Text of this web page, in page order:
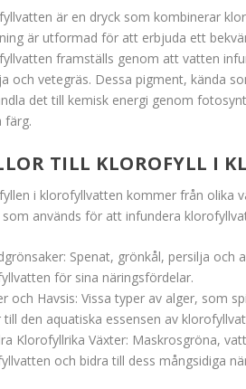
är en dryck som kombinerar
är utformad för att erbjuda ett
framställs genom att vatten
och vetegräs. Dessa pigment, kända
det till kemisk energi genom
färg.
TILL KLOROFYLL I
i klorofyllvatten kommer från olika
som används för att infundera
Spenat, grönkål, persilja
för sina näringsfördelar.
och Havsis: Vissa typer av alger, som
till den aquatiska essensen av
Klorofyllrika Växter: Maskrosgröna,
och bidra till dess mångsidiga